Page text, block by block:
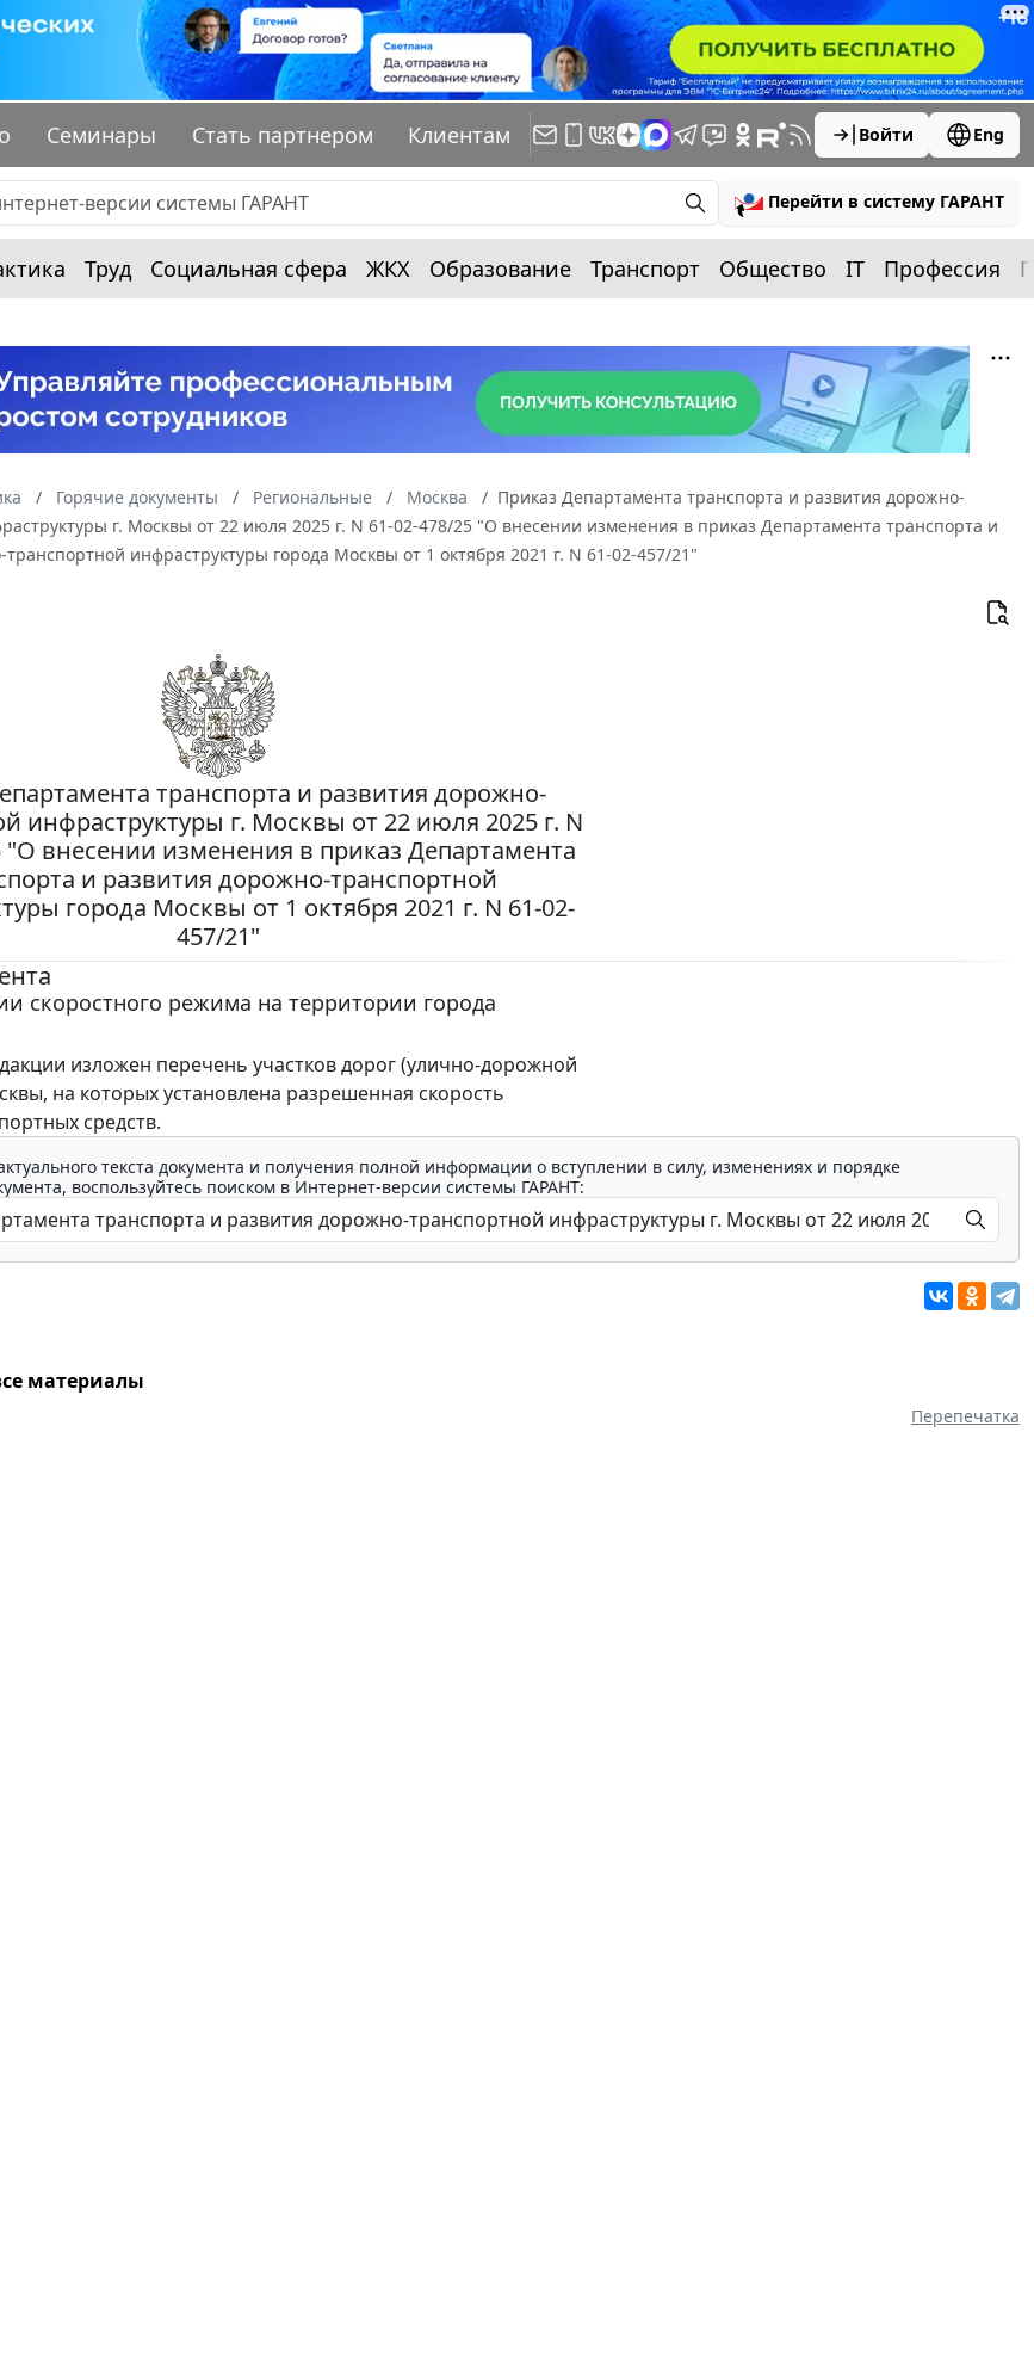
Семинары Стать партнером Клиентам Войти Eng
Перейти в систему ГАРАНТ
Труд Социальная сфера ЖКХ Образование Транспорт Общество IT Профессия
Горячие документы Региональные Москва
Приказ Департамента транспорта и развития дорожно-
г. Москвы от 22 июля 2025 г. N 61-02-478/25 "О внесении изменения в приказ Департамента транспорта и
инфраструктуры города Москвы от 1 октября 2021 г. N 61-02-457/21"
транспорта и развития дорожно-
инфраструктуры г. Москвы от 22 июля 2025 г. N
"О внесении изменения в приказ Департамента
и развития дорожно-транспортной
города Москвы от 1 октября 2021 г. N 61-02-
457/21"
скоростного режима на территории города
изложен перечень участков дорог (улично-дорожной
на которых установлена разрешенная скорость
средств.
текста документа и получения полной информации о вступлении в силу, изменениях и порядке
воспользуйтесь поиском в Интернет-версии системы ГАРАНТ:
материалы
Перепечатка